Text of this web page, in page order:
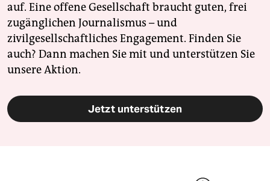
auf. Eine offene Gesellschaft braucht guten, frei
zugänglichen Journalismus – und
zivilgesellschaftliches Engagement. Finden Sie
auch? Dann machen Sie mit und unterstützen Sie
unsere Aktion.
Jetzt unterstützen